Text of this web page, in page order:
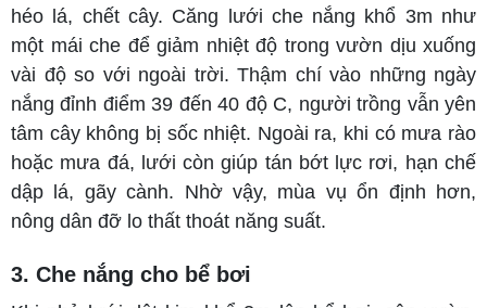
héo lá, chết cây. Căng lưới che nắng khổ 3m như
một mái che để giảm nhiệt độ trong vườn dịu xuống
vài độ so với ngoài trời. Thậm chí vào những ngày
nắng đỉnh điểm 39 đến 40 độ C, người trồng vẫn yên
tâm cây không bị sốc nhiệt. Ngoài ra, khi có mưa rào
hoặc mưa đá, lưới còn giúp tán bớt lực rơi, hạn chế
dập lá, gãy cành. Nhờ vậy, mùa vụ ổn định hơn,
nông dân đỡ lo thất thoát năng suất.
3. Che nắng cho bể bơi